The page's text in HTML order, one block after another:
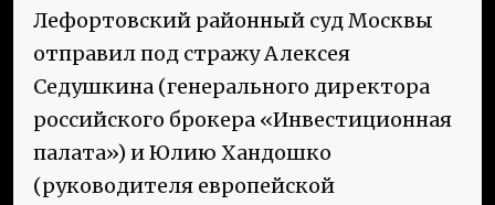
Лефортовский районный суд Москвы
отправил под стражу Алексея
Седушкина (генерального директора
российского брокера «Инвестиционная
палата») и Юлию Хандошко
(руководителя европейской